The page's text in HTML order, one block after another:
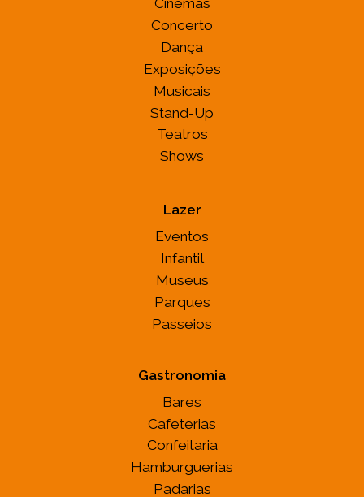
Cinemas
Concerto
Dança
Exposições
Musicais
Stand-Up
Teatros
Shows
Lazer
Eventos
Infantil
Museus
Parques
Passeios
Gastronomia
Bares
Cafeterias
Confeitaria
Hamburguerias
Padarias